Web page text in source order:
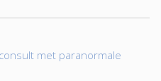
met paranormale